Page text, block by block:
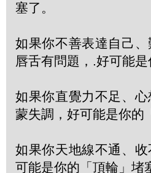
塞了。
如果你不善表達自己
唇舌有問題，.好可能
如果你直覺力不足、
蒙失調，好可能是你的
如果你天地線不通、
可能是你的「頂輪」堵